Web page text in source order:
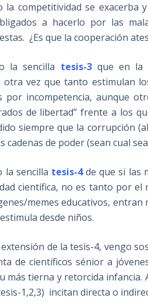
la competitividad se
a hacerlo por las
¿Es que la cooperación
la sencilla tesis-3que en la
otra vez que tanto estimulan
por incompetencia, aunque
de libertad” frente a los
siempre que la corrupción
cadenas de poder (sean cual
la sencilla tesis-4de que si las
científica, no es tanto por el
memes educativos,
desde niños.
de la tesis-4, vengo
de científicos sénior a
más tierna y retorcida
1,2,3) incitan directa o